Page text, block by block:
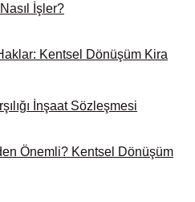
İşler?
Kentsel Dönüşüm Kira
İnşaat Sözleşmesi
Önemli? Kentsel Dönüşüm